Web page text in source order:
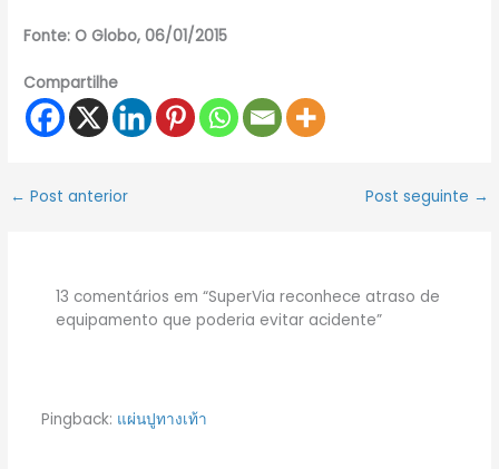
Fonte: O Globo, 06/01/2015
Compartilhe
← Post anterior Post seguinte →
13 comentários em “SuperVia reconhece atraso de
equipamento que poderia evitar acidente”
Pingback: แผ่นปูทางเท้า